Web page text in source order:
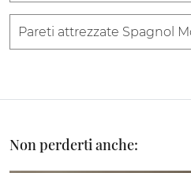
Pareti attrezzate Spagnol
Non perderti anche: